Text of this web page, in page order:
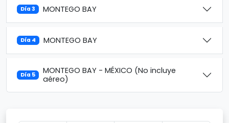
Día 3 MONTEGO BAY
Día 4 MONTEGO BAY
Día 5
MONTEGO BAY - MÉXICO (No incluye
aéreo)